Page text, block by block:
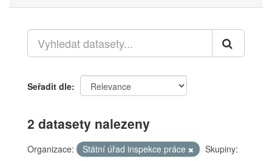
Seřadit dle
2 datasety nalezeny
Organizace: Státní úřad inspekce práce
Skupiny: